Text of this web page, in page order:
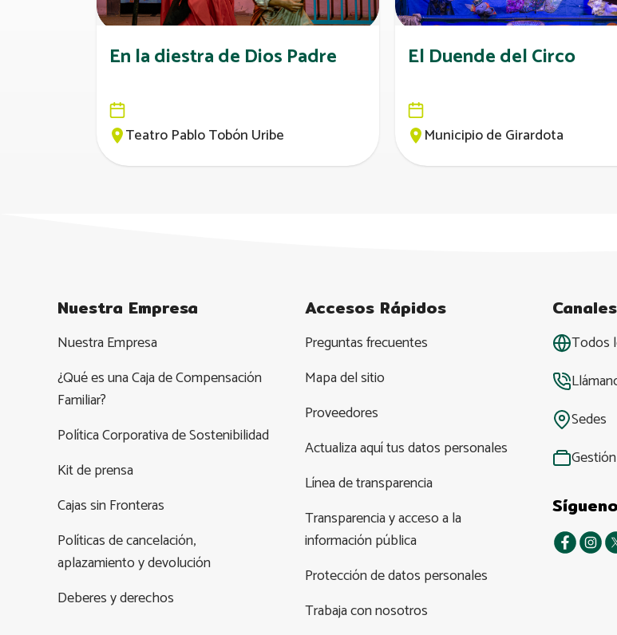
En la diestra de Dios Padre
Teatro Pablo Tobón Uribe
El Duende del Circo
Municipio de Girardota
Nuestra Empresa
Nuestra Empresa
¿Qué es una Caja de Compensación
Familiar?
Política Corporativa de Sostenibilidad
Kit de prensa
Cajas sin Fronteras
Políticas de cancelación,
aplazamiento y devolución
Deberes y derechos
Accesos Rápidos
Preguntas frecuentes
Mapa del sitio
Proveedores
Actualiza aquí tus datos personales
Línea de transparencia
Transparencia y acceso a la
información pública
Protección de datos personales
Trabaja con nosotros
Todos
Sedes